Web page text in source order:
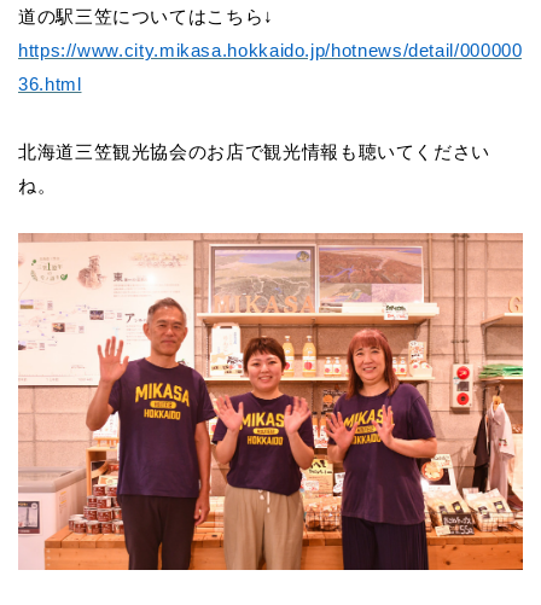
道の駅三笠についてはこちら↓
https://www.city.mikasa.hokkaido.jp/hotnews/detail/000000
36.html
北海道三笠観光協会のお店で観光情報も聴いてください
ね。